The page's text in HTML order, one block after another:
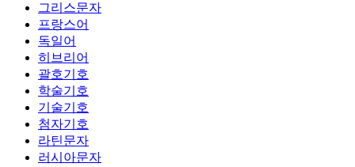
그리스문자
프랑스어
독일어
히브리어
괄호기호
학술기호
기술기호
첨자기호
라틴문자
러시아문자